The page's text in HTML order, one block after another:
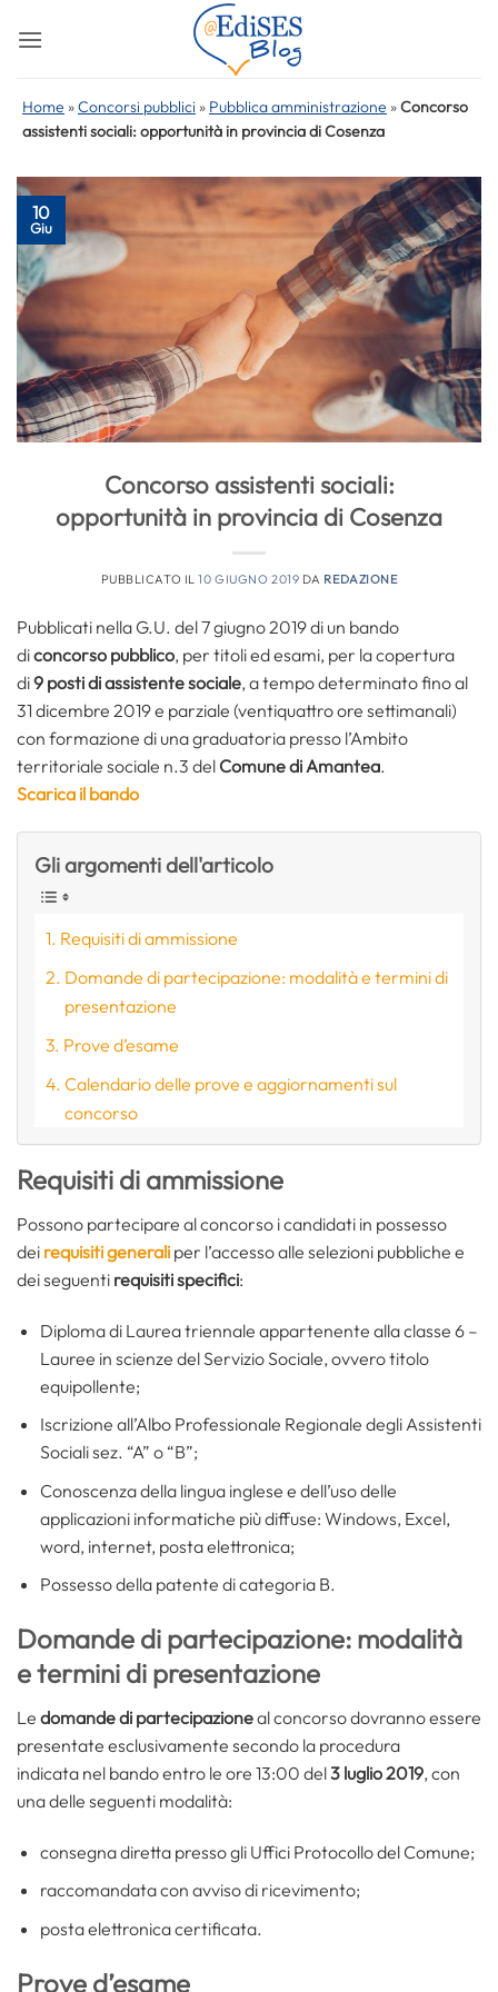
Home »Concorsi pubblici » Pubblica amministrazione »Concorso
assistenti sociali: opportunità in provincia di Cosenza
10
Giu
Concorso assistenti sociali:
opportunità in provincia di Cosenza
PUBBLICATO IL10 GIUGNO 2019 DA REDAZIONE
Pubblicati nella G.U. del 7 giugno 2019 di un bando
diconcorso pubblico, per titoli ed esami, per la copertura
di9 posti di assistente sociale, a tempo determinato fino al
31 dicembre 2019 e parziale (ventiquattro ore settimanali)
con formazione di una graduatoria presso l’Ambito
territoriale sociale n.3 del Comune di Amantea.
Scarica il bando
Gli argomenti dell'articolo
Requisiti di ammissione
Domande di partecipazione: modalità e termini di
presentazione
Prove d’esame
Calendario delle prove e aggiornamenti sul
concorso
Requisiti di ammissione
Possono partecipare al concorso i candidati in possesso
dei requisiti generali per l’accesso alle selezioni pubbliche e
dei seguenti requisiti specifici:
Diploma di Laurea triennale appartenente alla classe 6 –
Lauree in scienze del Servizio Sociale, ovvero titolo
equipollente;
Iscrizione all’Albo Professionale Regionale degli Assistenti
Sociali sez. “A” o “B”;
Conoscenza della lingua inglese e dell’uso delle
applicazioni informatiche più diffuse: Windows, Excel,
word, internet, posta elettronica;
Possesso della patente di categoria B.
Domande di partecipazione: modalità
e termini di presentazione
Le domande di partecipazioneal concorso dovranno essere
presentate esclusivamente secondo la procedura
indicata nel bandoentro le ore 13:00 del3 luglio 2019, con
una delle seguenti modalità:
consegna diretta presso gli Uffici Protocollo del Comune;
raccomandata con avviso di ricevimento;
posta elettronica certificata.
Prove d’esame